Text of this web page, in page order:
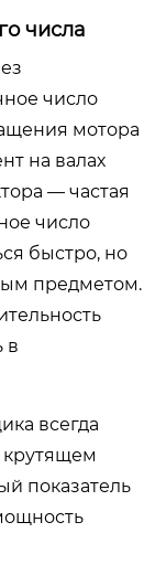
числа
число
мотора
на валах
— частая
число
быстро, но
предметом.
в
всегда
показатель